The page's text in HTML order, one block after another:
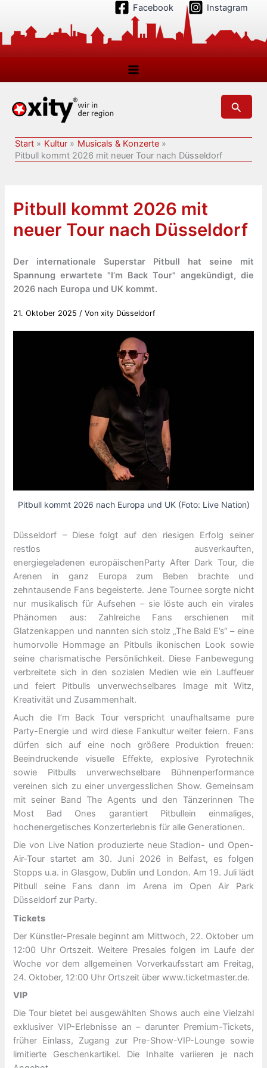
springen
Facebook Instagram
Suchen
Start Kultur
Musicals & Konzerte
Pitbull kommt 2026 mit neuer Tour nach Düsseldorf
Pitbull kommt 2026 mit
neuer Tour nach Düsseldorf
Der internationale Superstar Pitbull hat seine mit
Spannung erwartete "I’m Back Tour" angekündigt, die
2026 nach Europa und UK kommt.
21. Oktober 2025 / Vonxity Düsseldorf
Pitbull kommt 2026 nach Europa und UK (Foto: Live Nation)
Düsseldorf – Diese folgt auf den riesigen Erfolg seiner
restlos ausverkauften,
energiegeladenen europäischenParty After Dark Tour, die
Arenen in ganz Europa zum Beben brachte und
zehntausende Fans begeisterte. Jene Tournee sorgte nicht
nur musikalisch für Aufsehen – sie löste auch ein virales
Phänomen aus: Zahlreiche Fans erschienen mit
Glatzenkappen und nannten sich stolz „The Bald E’s“ – eine
humorvolle Hommage an Pitbulls ikonischen Look sowie
seine charismatische Persönlichkeit. Diese Fanbewegung
verbreitete sich in den sozialen Medien wie ein Lauffeuer
und feiert Pitbulls unverwechselbares Image mit Witz,
Kreativität und Zusammenhalt.
Auch die I’m Back Tour verspricht unaufhaltsame pure
Party-Energie und wird diese Fankultur weiter feiern. Fans
dürfen sich auf eine noch größere Produktion freuen:
Beeindruckende visuelle Effekte, explosive Pyrotechnik
sowie Pitbulls unverwechselbare Bühnenperformance
vereinen sich zu einer unvergesslichen Show. Gemeinsam
mit seiner Band The Agents und den Tänzerinnen The
Most Bad Ones
garantiert Pitbullein einmaliges,
hochenergetisches Konzerterlebnis für alle Generationen.
Die von Live Nation produzierte neue Stadion- und Open-
Air-Tour startet am 30. Juni 2026 in Belfast, es folgen
Stopps u.a. in Glasgow, Dublin und London. Am 19. Juli lädt
Pitbull seine Fans dann im Arena im Open Air Park
Düsseldorf zur Party.
Tickets
Der Künstler-Presale beginnt am Mittwoch, 22. Oktober um
12:00 Uhr Ortszeit. Weitere Presales folgen im Laufe der
Woche vor dem allgemeinen Vorverkaufsstart am Freitag,
24. Oktober, 12:00 Uhr Ortszeit über www.ticketmaster.de.
VIP
Die Tour bietet bei ausgewählten Shows auch eine Vielzahl
exklusiver VIP-Erlebnisse an – darunter Premium-Tickets,
früher Einlass, Zugang zur Pre-Show-VIP-Lounge sowie
limitierte Geschenkartikel. Die Inhalte variieren je nach